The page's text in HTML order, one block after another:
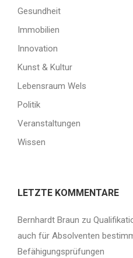
Gesundheit
Immobilien
Innovation
Kunst & Kultur
Lebensraum Wels
Politik
Veranstaltungen
Wissen
LETZTE KOMMENTARE
Bernhardt Braun zu
auch für Absolventen
Befähigungsprüfungen